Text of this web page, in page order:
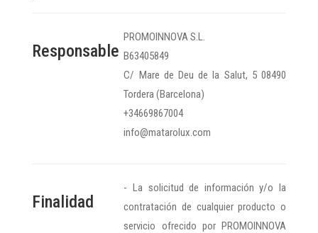
Responsable
PROMOINNOVA S.L.
B63405849
C/ Mare de Deu de la Salut, 5 08490
Tordera (Barcelona)
+34669867004
info@matarolux.com
Finalidad
- La solicitud de información y/o la
contratación de cualquier producto o
servicio ofrecido por PROMOINNOVA